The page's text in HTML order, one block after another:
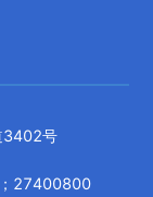
3402号
27400800